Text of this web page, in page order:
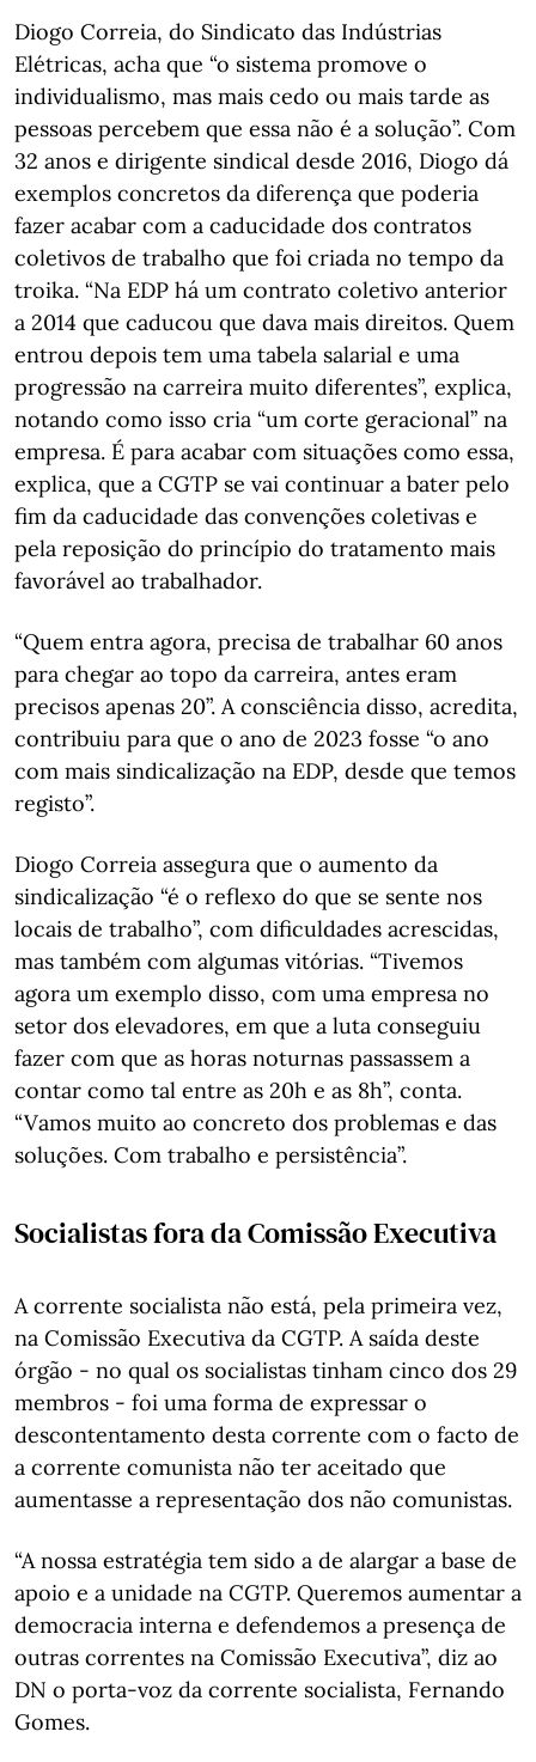
Diogo Correia, do Sindicato das Indústrias
Elétricas, acha que “o sistema promove o
individualismo, mas mais cedo ou mais tarde as
pessoas percebem que essa não é a solução”. Com
32 anos e dirigente sindical desde 2016, Diogo dá
exemplos concretos da diferença que poderia
fazer acabar com a caducidade dos contratos
coletivos de trabalho que foi criada no tempo da
troika. “Na EDP há um contrato coletivo anterior
a 2014 que caducou que dava mais direitos. Quem
entrou depois tem uma tabela salarial e uma
progressão na carreira muito diferentes”, explica,
notando como isso cria “um corte geracional” na
empresa. É para acabar com situações como essa,
explica, que a CGTP se vai continuar a bater pelo
fim da caducidade das convenções coletivas e
pela reposição do princípio do tratamento mais
favorável ao trabalhador.
“Quem entra agora, precisa de trabalhar 60 anos
para chegar ao topo da carreira, antes eram
precisos apenas 20”. A consciência disso, acredita,
contribuiu para que o ano de 2023 fosse “o ano
com mais sindicalização na EDP, desde que temos
registo”.
Diogo Correia assegura que o aumento da
sindicalização “é o reflexo do que se sente nos
locais de trabalho”, com dificuldades acrescidas,
mas também com algumas vitórias. “Tivemos
agora um exemplo disso, com uma empresa no
setor dos elevadores, em que a luta conseguiu
fazer com que as horas noturnas passassem a
contar como tal entre as 20h e as 8h”, conta.
“Vamos muito ao concreto dos problemas e das
soluções. Com trabalho e persistência”.
Socialistas fora da Comissão Executiva
A corrente socialista não está, pela primeira vez,
na Comissão Executiva da CGTP. A saída deste
órgão - no qual os socialistas tinham cinco dos 29
membros - foi uma forma de expressar o
descontentamento desta corrente com o facto de
a corrente comunista não ter aceitado que
aumentasse a representação dos não comunistas.
“A nossa estratégia tem sido a de alargar a base de
apoio e a unidade na CGTP. Queremos aumentar a
democracia interna e defendemos a presença de
outras correntes na Comissão Executiva”, diz ao
DN o porta-voz da corrente socialista, Fernando
Gomes.